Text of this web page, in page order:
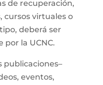
de recuperación,
cursos virtuales o
deberá ser
la UCNC.
publicaciones–
eventos,